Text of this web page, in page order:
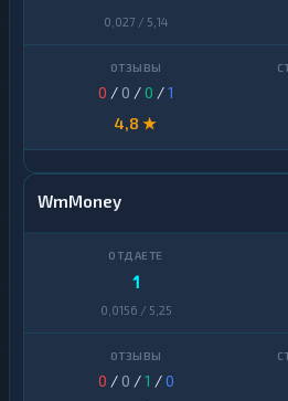
0,027 / 5,14
0 / 0 /0 /1
4,8 ★
WmMoney
1
0,0156 / 5,25
0 / 0 /1 /0